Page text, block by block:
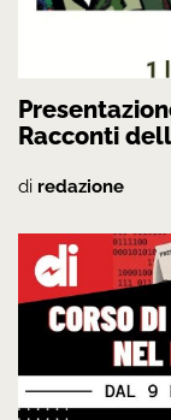
Racconti
di redazione